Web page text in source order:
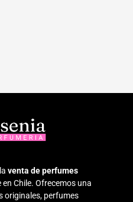
venta de perfumes
Chile. Ofrecemos una
originales, perfumes